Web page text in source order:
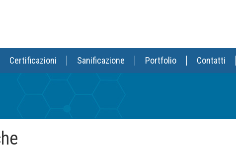
Certificazioni Sanificazione Portfolio Contatti